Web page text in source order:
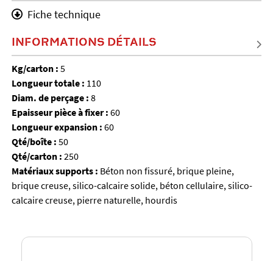
Fiche technique
INFORMATIONS DÉTAILS
Kg/carton : 5
Longueur totale : 110
Diam. de perçage : 8
Epaisseur pièce à fixer : 60
Longueur expansion : 60
Qté/boîte : 50
Qté/carton : 250
Matériaux supports : Béton non fissuré, brique pleine,
brique creuse, silico-calcaire solide, béton cellulaire, silico-
calcaire creuse, pierre naturelle, hourdis